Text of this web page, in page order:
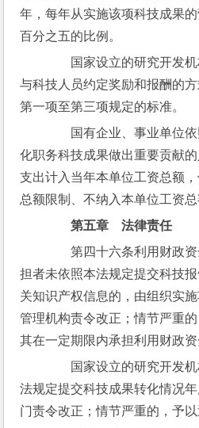
年，每年从实施该项科技成果
百分之五的比例。
国家设立的研究开发机
与科技人员约定奖励和报酬的
第一项至第三项规定的标准。
国有企业、事业单位依
化职务科技成果做出重要贡献
支出计入当年本单位工资总额
总额限制、不纳入本单位工资总
第五章　法律责任
第四十六条利用财政资
担者未依照本法规定提交科技
关知识产权信息的，由组织实
管理机构责令改正；情节严重
其在一定期限内承担利用财政资
国家设立的研究开发机
法规定提交科技成果转化情况
门责令改正；情节严重的，予以